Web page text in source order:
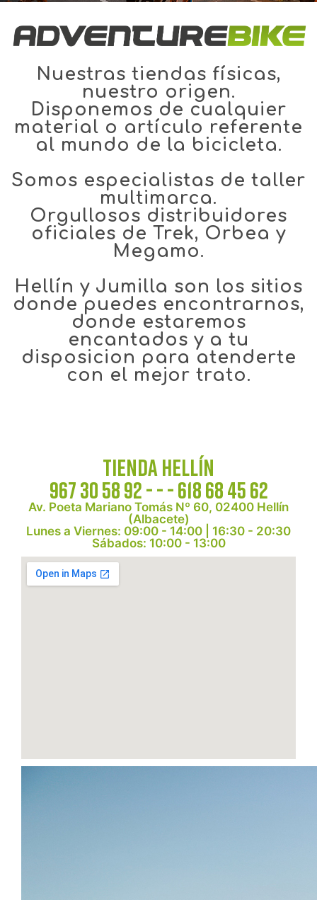
Nuestras tiendas físicas,
nuestro origen.
Disponemos de cualquier
material o artículo referente
al mundo de la bicicleta.
Somos especialistas de taller
multimarca.
Orgullosos distribuidores
oficiales de Trek, Orbea y
Megamo.
Hellín y Jumilla son los sitios
donde puedes encontrarnos,
donde estaremos
encantados y a tu
disposicion para atenderte
con el mejor trato.
Tienda Hellín
967 30 58 92 - - - 618 68 45 62
Av. Poeta Mariano Tomás Nº 60, 02400 Hellín
(Albacete)
Lunes a Viernes: 09:00 - 14:00 | 16:30 - 20:30
Sábados: 10:00 - 13:00